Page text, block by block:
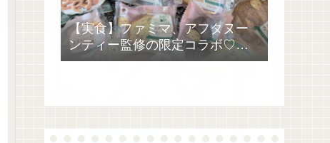
【実食】ファミマ、アフタヌー
ンティー監修の限定コラボ♡過
去最多全28種類が絶品過ぎた！